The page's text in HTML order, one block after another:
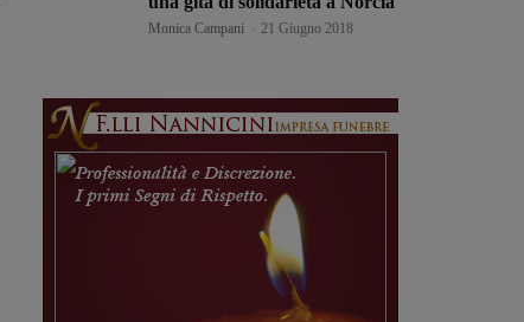
Monica Campani 21 Giugno 2018